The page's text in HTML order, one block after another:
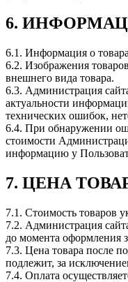
6.
6.1. Информация о
6.2. Изображения
внешнего вида товара.
6.3. Администрация
актуальности
технических ошибок,
6.4. При обнаружении
стоимости
информацию у
7. ЦЕНА
7.1. Стоимость товаров
7.2. Администрация
до момента оформления
7.3. Цена товара после
подлежит, за
7.4. Оплата